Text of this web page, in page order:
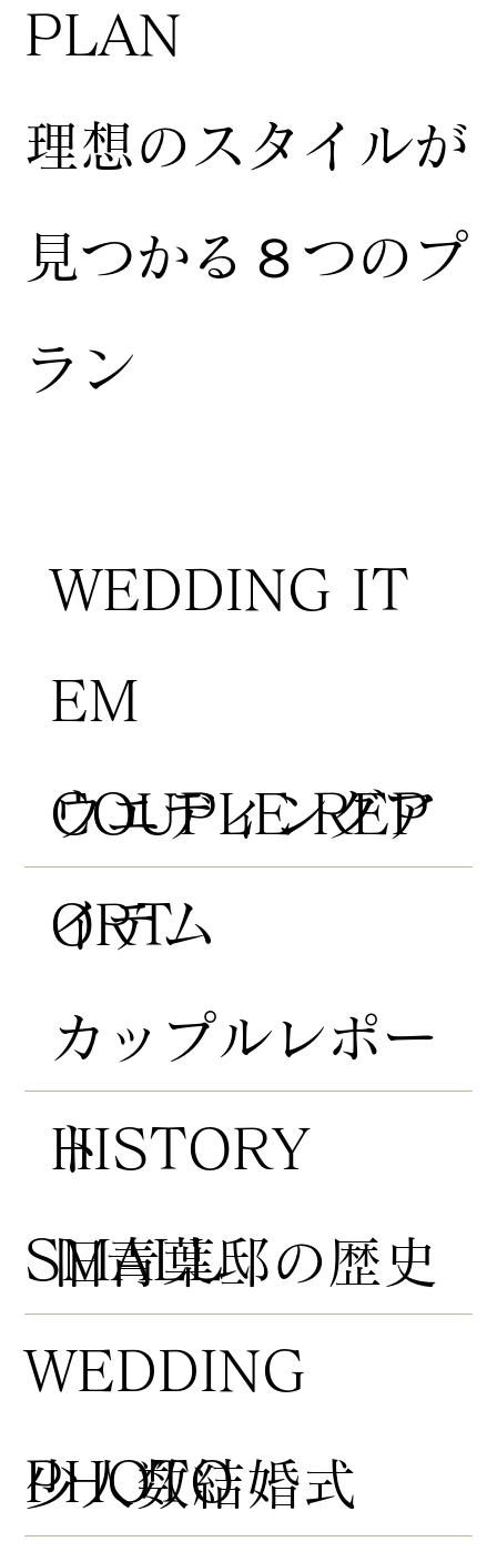
​PLAN
HISTORY
COUPLE REP
ORT
​旧青葉邸の歴史
​理想のスタイルが
見つかる８つのプ
ラン
​カップルレポー
ト
WEDDING IT
EM
​ウエディングア
イテム
​少人数結婚式
​SMALL
WEDDING
PHOTO